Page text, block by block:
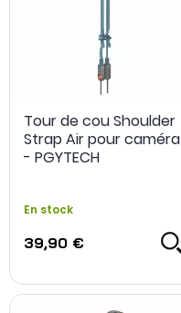
Tour de cou Shoulder
Strap Air pour caméra
- PGYTECH
En stock
39,90 €